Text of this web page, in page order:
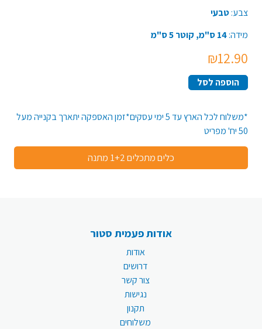
צבע:טבעי
מידה:14 ס"מ, קוטר 5 ס"מ
₪12.90
הוספה לסל
*משלוח לכל הארץ עד 5 ימי עסקים*זמן האספקה יתארך בקנייה מעל
50 יח' מפריט
כלים מתכלים 1+2 מתנה
אודות פעמית סטור
אודות
דרושים
צור קשר
נגישות
תקנון
משלוחים